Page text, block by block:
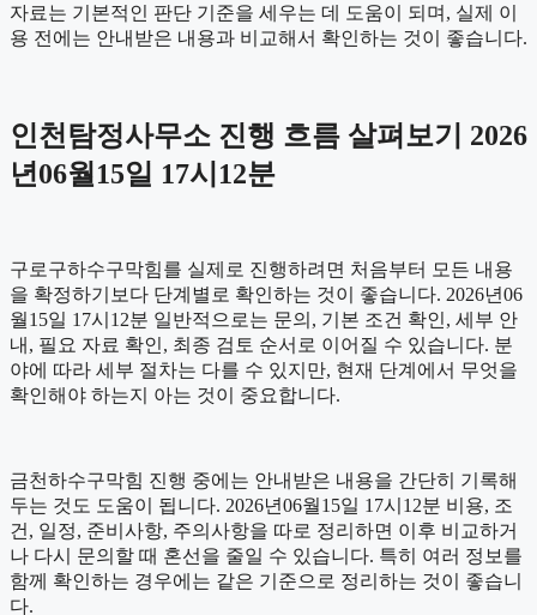
자료는 기본적인 판단 기준을 세우는 데 도움이 되며, 실제 이
용 전에는 안내받은 내용과 비교해서 확인하는 것이 좋습니다.
인천탐정사무소 진행 흐름 살펴보기 2026
년06월15일 17시12분
구로구하수구막힘를 실제로 진행하려면 처음부터 모든 내용
을 확정하기보다 단계별로 확인하는 것이 좋습니다. 2026년06
월15일 17시12분 일반적으로는 문의, 기본 조건 확인, 세부 안
내, 필요 자료 확인, 최종 검토 순서로 이어질 수 있습니다. 분
야에 따라 세부 절차는 다를 수 있지만, 현재 단계에서 무엇을
확인해야 하는지 아는 것이 중요합니다.
금천하수구막힘 진행 중에는 안내받은 내용을 간단히 기록해
두는 것도 도움이 됩니다. 2026년06월15일 17시12분 비용, 조
건, 일정, 준비사항, 주의사항을 따로 정리하면 이후 비교하거
나 다시 문의할 때 혼선을 줄일 수 있습니다. 특히 여러 정보를
함께 확인하는 경우에는 같은 기준으로 정리하는 것이 좋습니
다.